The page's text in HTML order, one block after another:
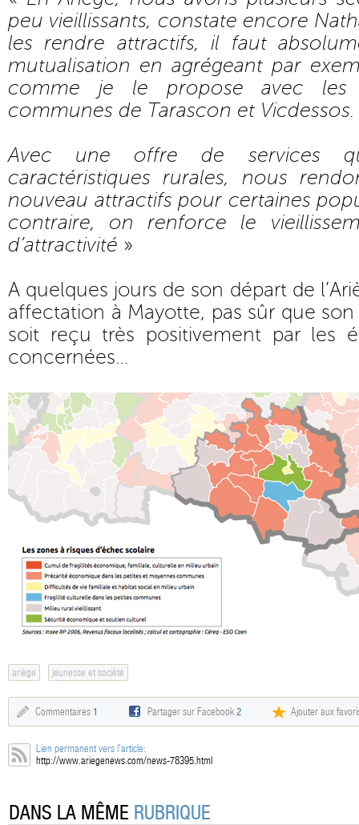
peu vieillissants, constate encore
les rendre attractifs, il faut
mutualisation en agrégeant par
comme je le propose avec les
communes de Tarascon et Vicdessos.
Avec une offre de services
caractéristiques rurales, nous
nouveau attractifs pour certaines
contraire, on renforce le
d’attractivité »
A quelques jours de son départ de
affectation à Mayotte, pas sûr que son
soit reçu très positivement par les
concernées…
ariège jeunesse et société
Commentaires 1 Partager sur Facebook2 Ajouter aux
Lien permanent vers l'article:
http://www.ariegenews.com/news-78395.html
DANS LA MÊME RUBRIQUE